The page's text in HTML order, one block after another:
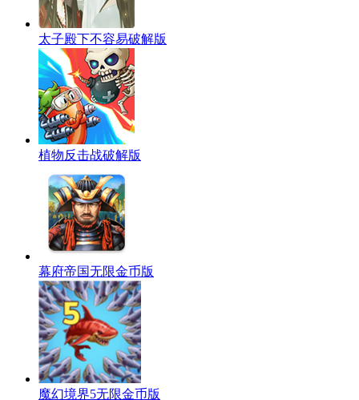
太子殿下不容易破解版
植物反击战破解版
幕府帝国无限金币版
魔幻境界5无限金币版